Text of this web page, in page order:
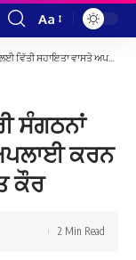
Font
Resizer
Aa
ਕਰਨ ਦੀ ਸਮਾਂ ਸੀਮਾ ਵਧਾਈ: ਬਲਜੀਤ ਕੌਰ
ਸੰਗਠਨਾਂ
ਕਰਨ
ਕੌਰ
2 Min Read